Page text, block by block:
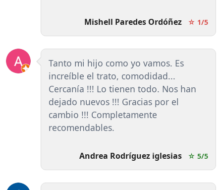
Mishell Paredes Ordóñez ☆ 1/5
Tanto mi hijo como yo vamos. Es
increíble el trato, comodidad...
Cercanía !!! Lo tienen todo. Nos han
dejado nuevos !!! Gracias por el
cambio !!! Completamente
recomendables.
Andrea Rodríguez iglesias ☆ 5/5